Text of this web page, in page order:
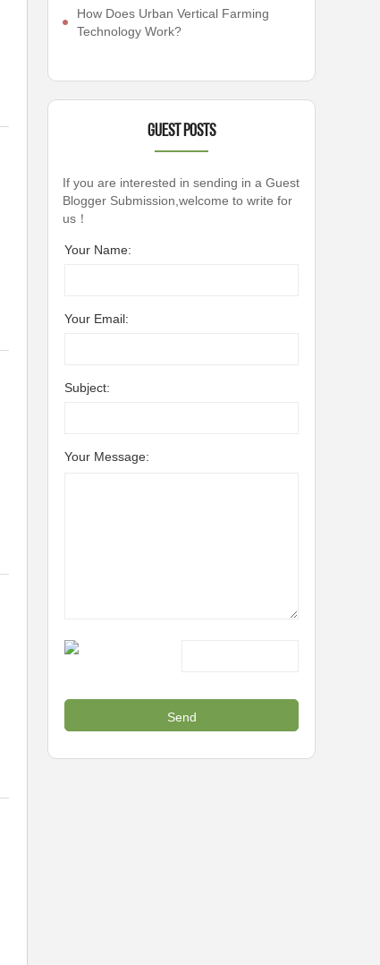
How Does Urban Vertical Farming
Technology Work?
Guest Posts
If you are interested in sending in a Guest
Blogger Submission,welcome to write for
us！
Your Name:
Your Email:
Subject:
Your Message: